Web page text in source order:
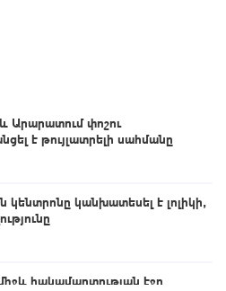
Արարատում փոշու
է թույլատրելի սահմանը
կենտրոնը կանխատեսել է լոլիկի,
հակամարտության էջը